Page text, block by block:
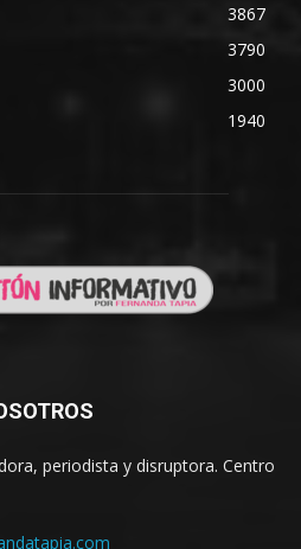
3867
3790
3000
1940
periodista y disruptora. Centro